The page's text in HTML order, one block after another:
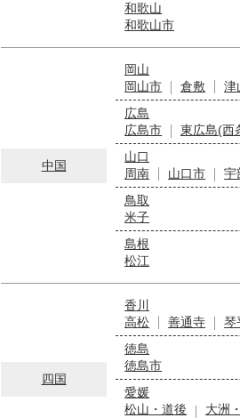
和歌山
和歌山市
中国
岡山
岡山市
倉敷
津
広島
広島市
東広島(西
山口
周南
山口市 宇
鳥取
米子
島根
松江
四国
香川
高松
善通寺
琴
徳島
徳島市
愛媛
松山・道後
大洲